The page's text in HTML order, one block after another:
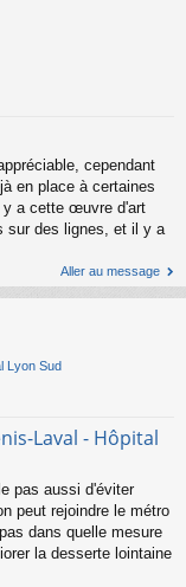
cependant
en place à certaines
y a cette œuvre d'art
sur des lignes, et il y a
Aller au message
Lyon Sud
Laval - Hôpital
pas aussi d'éviter
peut rejoindre le métro
dans quelle mesure
la desserte lointaine